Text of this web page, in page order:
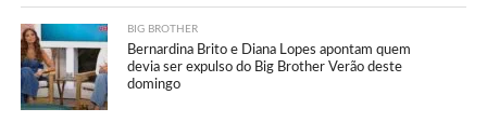
BIG BROTHER
Bernardina Brito e Diana Lopes apontam quem
devia ser expulso do Big Brother Verão deste
domingo